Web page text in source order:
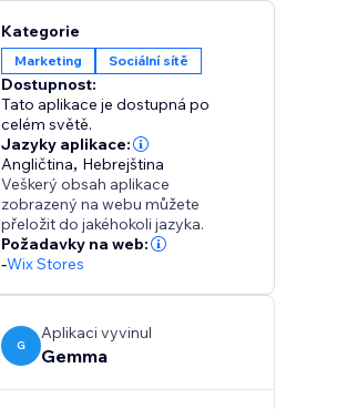
Kategorie
Marketing Sociální sítě
Dostupnost:
Tato aplikace je dostupná po
celém světě.
Jazyky aplikace:
Angličtina, Hebrejština
Veškerý obsah aplikace
zobrazený na webu můžete
přeložit do jakéhokoli jazyka.
Požadavky na web:
-Wix Stores
G
Aplikaci vyvinul
Gemma